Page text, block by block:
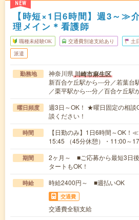
NEW
【時短×1日6時間】週3～≫
理メイン＊看護師
職種未経験OK 交通費別途支給あり 土
派遣
勤務地 神奈川県川崎市麻生区
新百合ケ丘駅から---分／若葉台
／栗平駅から---分／百合ケ丘駅
曜日頻度
週3日～OK！ ★曜日固定の相
談ください！
時間
【日勤のみ】1日6時間～OK
15:45 （45分休憩）・11:00～
期間
2ヶ月～ ■ご応募から最短3日
タートもOK！
時給 時給2400円～ ■週払いOK
交通費
交通費全額支給